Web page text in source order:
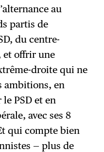
au
partis de
du centre-
et offrir une
droite qui ne
ambitions, en
PSD et en
avec ses 8
qui compte bien
— plus de